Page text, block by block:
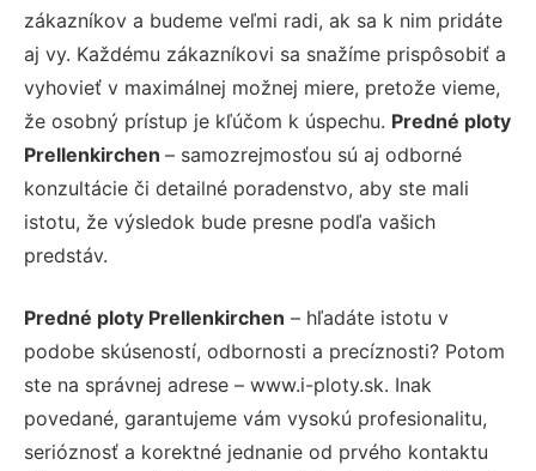
zákazníkov a budeme veľmi radi, ak sa k nim pridáte
aj vy. Každému zákazníkovi sa snažíme prispôsobiť a
vyhovieť v maximálnej možnej miere, pretože vieme,
že osobný prístup je kľúčom k úspechu. Predné ploty
Prellenkirchen – samozrejmosťou sú aj odborné
konzultácie či detailné poradenstvo, aby ste mali
istotu, že výsledok bude presne podľa vašich
predstáv.
Predné ploty Prellenkirchen – hľadáte istotu v
podobe skúseností, odbornosti a precíznosti? Potom
ste na správnej adrese – www.i-ploty.sk. Inak
povedané, garantujeme vám vysokú profesionalitu,
serióznosť a korektné jednanie od prvého kontaktu